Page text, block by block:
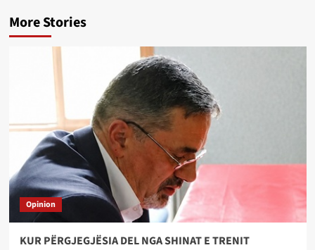
More Stories
Opinion
KUR PËRGJEGJËSIA DEL NGA SHINAT E TRENIT